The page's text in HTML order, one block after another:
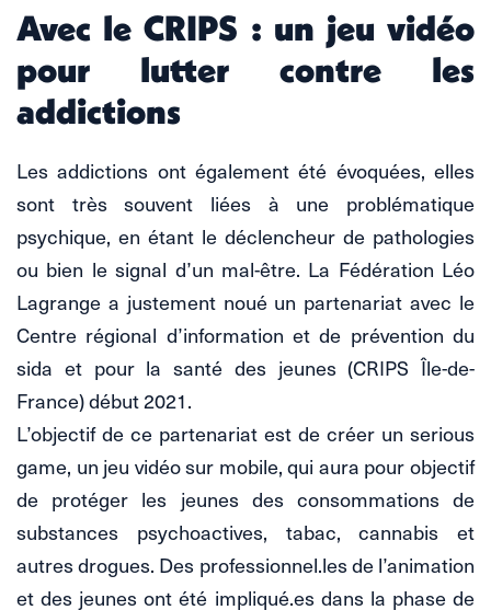
Avec le CRIPS : un jeu vidéo
pour lutter contre les
addictions
Les addictions ont également été évoquées, elles
sont très souvent liées à une problématique
psychique, en étant le déclencheur de pathologies
ou bien le signal d’un mal-être. La Fédération Léo
Lagrange a justement noué un partenariat avec le
Centre régional d’information et de prévention du
sida et pour la santé des jeunes (CRIPS Île-de-
France) début 2021.
L’objectif de ce partenariat est de créer un serious
game, un jeu vidéo sur mobile, qui aura pour objectif
de protéger les jeunes des consommations de
substances psychoactives, tabac, cannabis et
autres drogues. Des professionnel.les de l’animation
et des jeunes ont été impliqué.es dans la phase de